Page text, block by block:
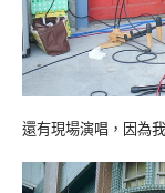
還有現場演唱，因為